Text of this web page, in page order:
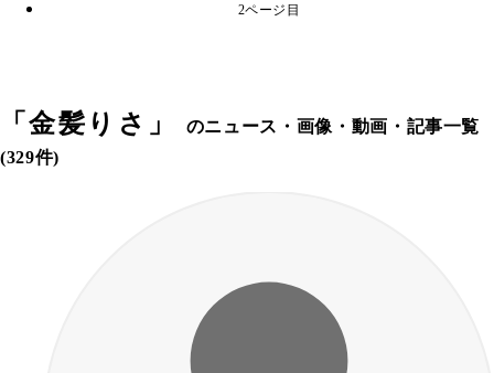
2ページ目
「金髪りさ 」
のニュース・画像・動画・記事一覧
(329件)